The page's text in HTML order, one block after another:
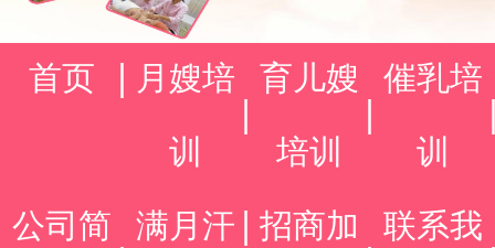
首页
月嫂培
训
育儿嫂
培训
催乳培
训
公司简 满月汗 招商加 联系我